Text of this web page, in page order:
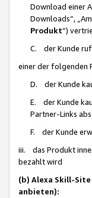
Download einer
Downloads“,
Produkt“)
C. der Kunde
einer der folgenden
D. der Kunde
E. der Kunde
Partner-Links
F. der Kunde
iii. das Produkt
bezahlt wird
(b) Alexa Skill-
anbieten):